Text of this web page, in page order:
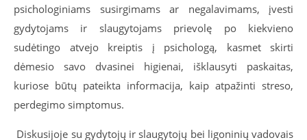
psichologiniams susirgimams ar negalavimams, įvesti
gydytojams ir slaugytojams prievolę po kiekvieno
sudėtingo atvejo kreiptis į psichologą, kasmet skirti
dėmesio savo dvasinei higienai, išklausyti paskaitas,
kuriose būtų pateikta informacija, kaip atpažinti streso,
perdegimo simptomus.
Diskusijoje su gydytojų ir slaugytojų bei ligoninių vadovais